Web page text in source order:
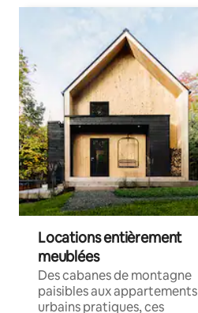
Locations entièrement
meublées
Des cabanes de montagne
paisibles aux appartements
urbains pratiques, ces